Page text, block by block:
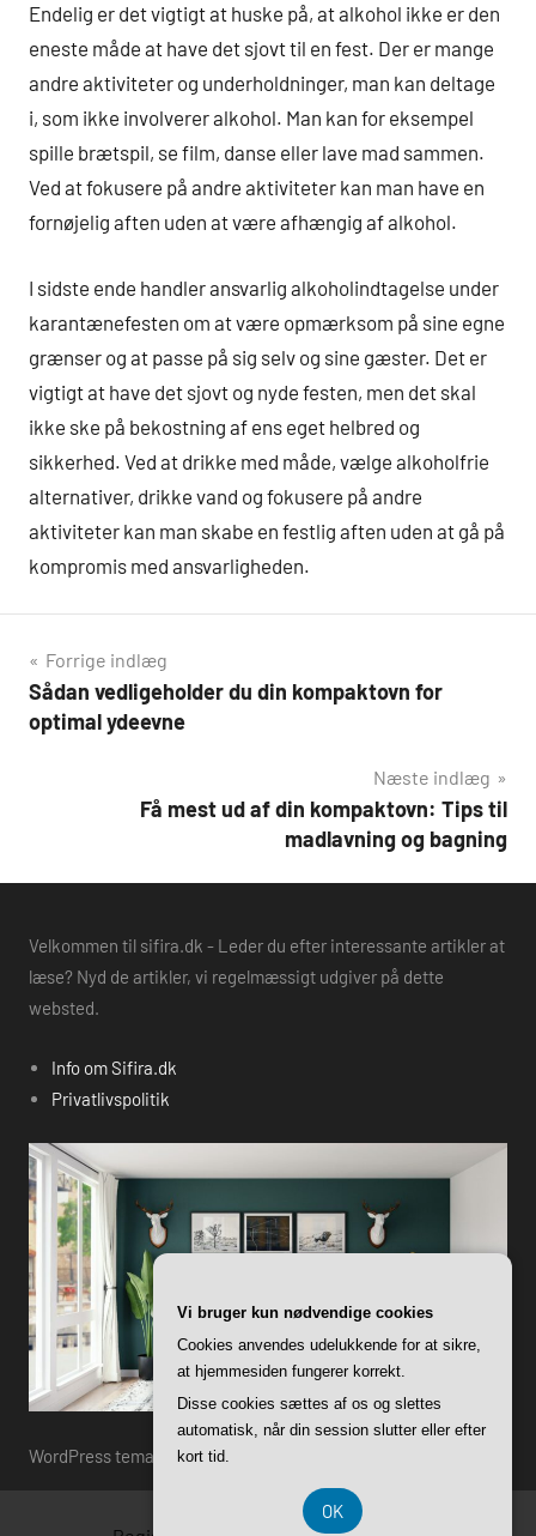
Endelig er det vigtigt at huske på, at alkohol ikke er den
eneste måde at have det sjovt til en fest. Der er mange
andre aktiviteter og underholdninger, man kan deltage
i, som ikke involverer alkohol. Man kan for eksempel
spille brætspil, se film, danse eller lave mad sammen.
Ved at fokusere på andre aktiviteter kan man have en
fornøjelig aften uden at være afhængig af alkohol.
I sidste ende handler ansvarlig alkoholindtagelse under
karantænefesten om at være opmærksom på sine egne
grænser og at passe på sig selv og sine gæster. Det er
vigtigt at have det sjovt og nyde festen, men det skal
ikke ske på bekostning af ens eget helbred og
sikkerhed. Ved at drikke med måde, vælge alkoholfrie
alternativer, drikke vand og fokusere på andre
aktiviteter kan man skabe en festlig aften uden at gå på
kompromis med ansvarligheden.
Indlægsnavigation
Forrige indlæg
Sådan vedligeholder du din kompaktovn for
optimal ydeevne
Næste indlæg
Få mest ud af din kompaktovn: Tips til
madlavning og bagning
Velkommen til sifira.dk - Leder du efter interessante artikler at
læse? Nyd de artikler, vi regelmæssigt udgiver på dette
websted.
Info om Sifira.dk
Privatlivspolitik
WordPress tema: Harrison by ThemeZee.
Vi bruger kun nødvendige cookies
Cookies anvendes udelukkende for at sikre,
at hjemmesiden fungerer korrekt.
Disse cookies sættes af os og slettes
automatisk, når din session slutter eller efter
kort tid.
OK